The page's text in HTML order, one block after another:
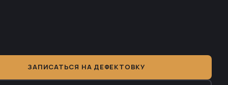
ЗАПИСАТЬСЯ НА ДЕФЕКТОВКУ